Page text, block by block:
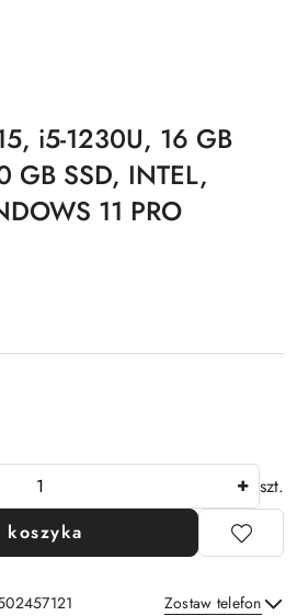
i5-1230U, 16 GB
GB SSD, INTEL,
11 PRO
szt.
koszyka
Zostaw telefon